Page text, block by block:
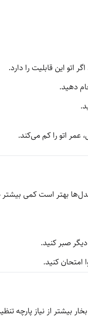
اتو این قابلیت را دارد.
دهید.
اتو را کم می‌کند.
بهتر است کمی بیشتر
دیگر صبر کنید.
امتحان کنید.
بیشتر از نیاز پارچه